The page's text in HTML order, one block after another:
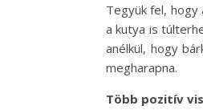
Tegyük fel,
a kutya is
anélkül, hogy
megharapna.
Több pozitív